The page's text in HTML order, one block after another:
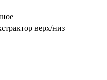
верх/низ